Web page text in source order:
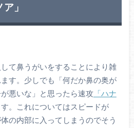
」
て鼻うがいをすることにより雑
す。少しでも「何だか鼻の奥が
悪いな」と思ったら速攻「ハナ
。これについてはスピードが
の内部に入ってしまうのでそう